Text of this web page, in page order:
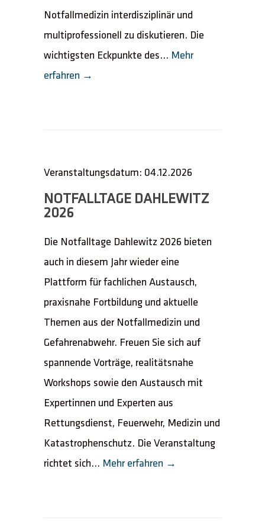
Notfallmedizin interdisziplinär und
multiprofessionell zu diskutieren. Die
wichtigsten Eckpunkte des... Mehr
erfahren →
Veranstaltungsdatum: 04.12.2026
NOTFALLTAGE DAHLEWITZ
2026
Die Notfalltage Dahlewitz 2026 bieten
auch in diesem Jahr wieder eine
Plattform für fachlichen Austausch,
praxisnahe Fortbildung und aktuelle
Themen aus der Notfallmedizin und
Gefahrenabwehr. Freuen Sie sich auf
spannende Vorträge, realitätsnahe
Workshops sowie den Austausch mit
Expertinnen und Experten aus
Rettungsdienst, Feuerwehr, Medizin und
Katastrophenschutz. Die Veranstaltung
richtet sich... Mehr erfahren →